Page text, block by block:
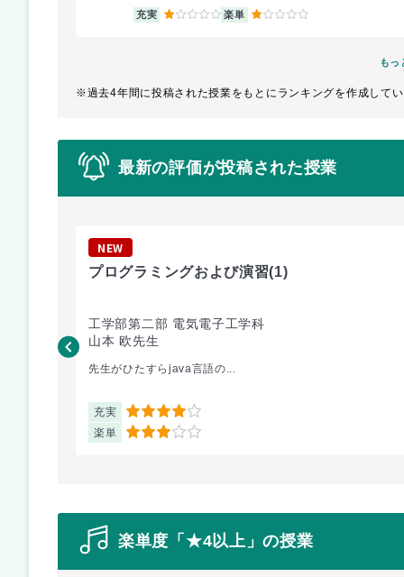
充実 1 楽単 1
もっ
※過去4年間に投稿された授業をもとにランキングを作成してい
最新の評価が投稿された授業
NEW
プログラミングおよび演習(1)
工学部第二部 電気電子工学科
山本 欧先生
先生がひたすらjava言語の...
充実 4
楽単 3
楽単度「★4以上」の授業